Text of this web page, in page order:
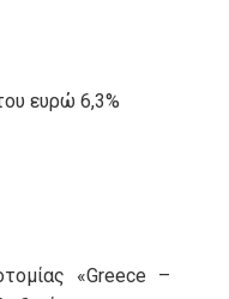
ευρώ 6,3%
«Greece –